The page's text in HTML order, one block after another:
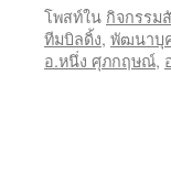
โพสท์ใน กิจกรรม
ทีมบิลดิ้ง, พัฒนาบุ
อ.หนึ่ง ศุภกฤษณ์,